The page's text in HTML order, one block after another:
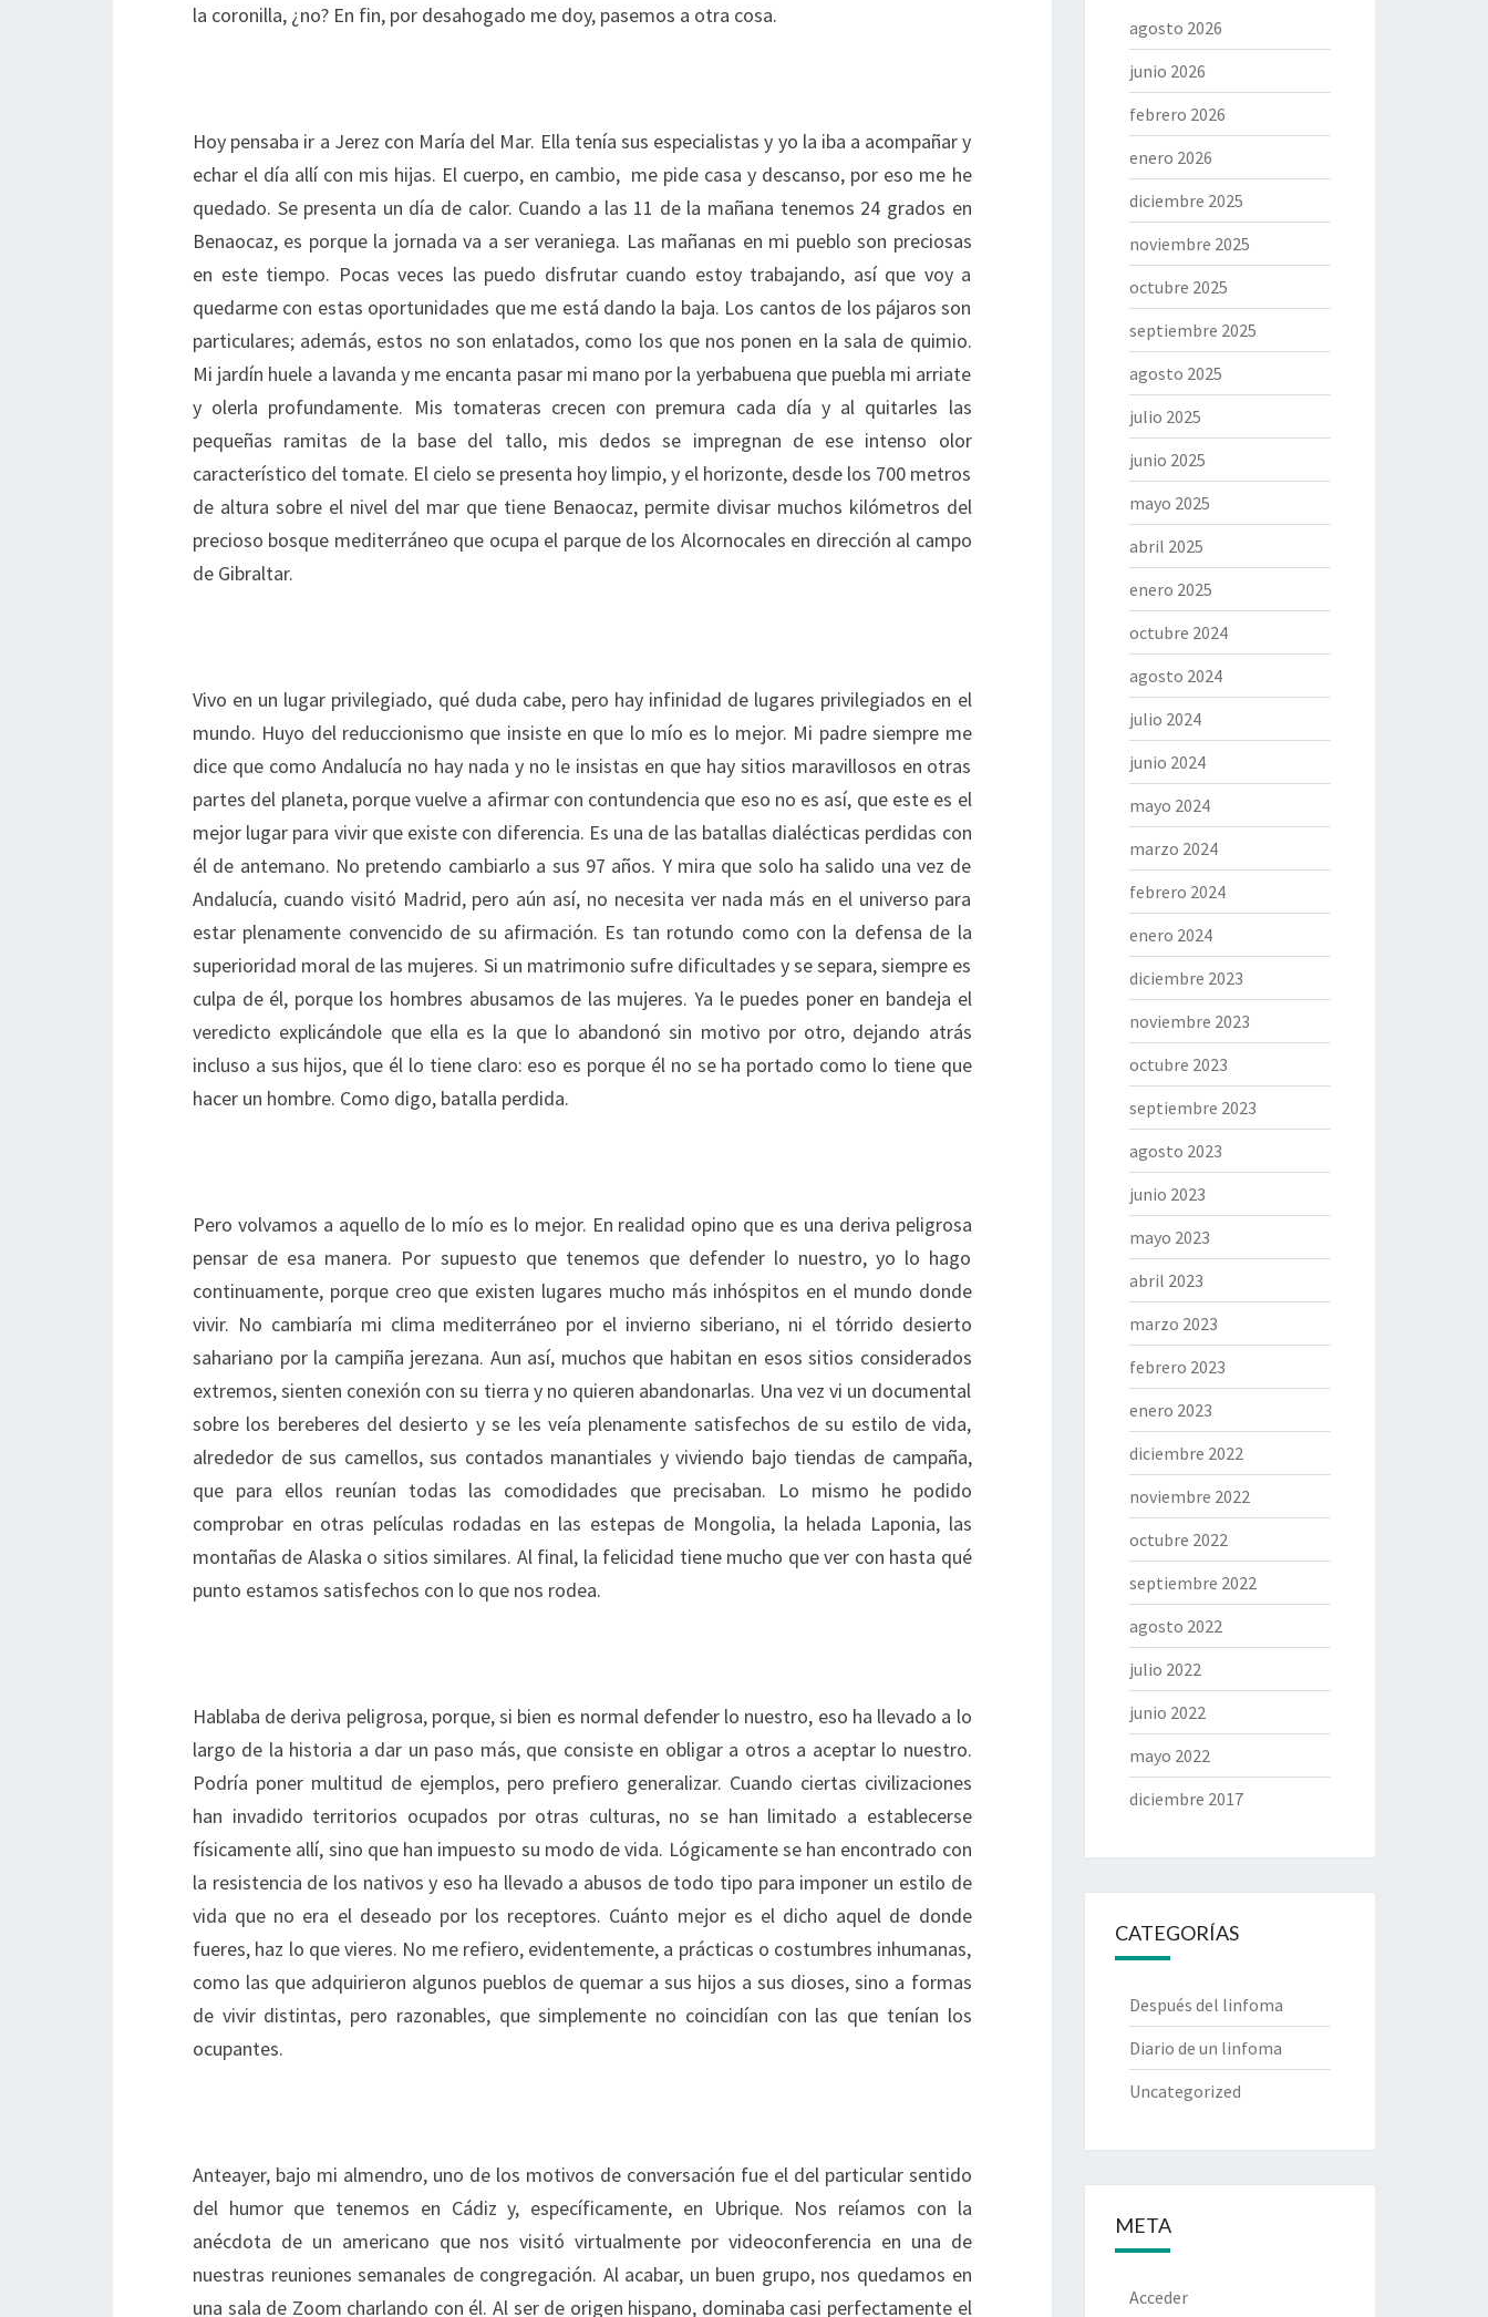
la coronilla, ¿no? En fin, por desahogado me doy, pasemos a otra cosa.
Hoy pensaba ir a Jerez con María del Mar. Ella tenía sus especialistas y yo la iba a acompañar y
echar el día allí con mis hijas. El cuerpo, en cambio, me pide casa y descanso, por eso me he
quedado. Se presenta un día de calor. Cuando a las 11 de la mañana tenemos 24 grados en
Benaocaz, es porque la jornada va a ser veraniega. Las mañanas en mi pueblo son preciosas
en este tiempo. Pocas veces las puedo disfrutar cuando estoy trabajando, así que voy a
quedarme con estas oportunidades que me está dando la baja. Los cantos de los pájaros son
particulares; además, estos no son enlatados, como los que nos ponen en la sala de quimio.
Mi jardín huele a lavanda y me encanta pasar mi mano por la yerbabuena que puebla mi arriate
y olerla profundamente. Mis tomateras crecen con premura cada día y al quitarles las
pequeñas ramitas de la base del tallo, mis dedos se impregnan de ese intenso olor
característico del tomate. El cielo se presenta hoy limpio, y el horizonte, desde los 700 metros
de altura sobre el nivel del mar que tiene Benaocaz, permite divisar muchos kilómetros del
precioso bosque mediterráneo que ocupa el parque de los Alcornocales en dirección al campo
de Gibraltar.
Vivo en un lugar privilegiado, qué duda cabe, pero hay infinidad de lugares privilegiados en el
mundo. Huyo del reduccionismo que insiste en que lo mío es lo mejor. Mi padre siempre me
dice que como Andalucía no hay nada y no le insistas en que hay sitios maravillosos en otras
partes del planeta, porque vuelve a afirmar con contundencia que eso no es así, que este es el
mejor lugar para vivir que existe con diferencia. Es una de las batallas dialécticas perdidas con
él de antemano. No pretendo cambiarlo a sus 97 años. Y mira que solo ha salido una vez de
Andalucía, cuando visitó Madrid, pero aún así, no necesita ver nada más en el universo para
estar plenamente convencido de su afirmación. Es tan rotundo como con la defensa de la
superioridad moral de las mujeres. Si un matrimonio sufre dificultades y se separa, siempre es
culpa de él, porque los hombres abusamos de las mujeres. Ya le puedes poner en bandeja el
veredicto explicándole que ella es la que lo abandonó sin motivo por otro, dejando atrás
incluso a sus hijos, que él lo tiene claro: eso es porque él no se ha portado como lo tiene que
hacer un hombre. Como digo, batalla perdida.
Pero volvamos a aquello de lo mío es lo mejor. En realidad opino que es una deriva peligrosa
pensar de esa manera. Por supuesto que tenemos que defender lo nuestro, yo lo hago
continuamente, porque creo que existen lugares mucho más inhóspitos en el mundo donde
vivir. No cambiaría mi clima mediterráneo por el invierno siberiano, ni el tórrido desierto
sahariano por la campiña jerezana. Aun así, muchos que habitan en esos sitios considerados
extremos, sienten conexión con su tierra y no quieren abandonarlas. Una vez vi un documental
sobre los bereberes del desierto y se les veía plenamente satisfechos de su estilo de vida,
alrededor de sus camellos, sus contados manantiales y viviendo bajo tiendas de campaña,
que para ellos reunían todas las comodidades que precisaban. Lo mismo he podido
comprobar en otras películas rodadas en las estepas de Mongolia, la helada Laponia, las
montañas de Alaska o sitios similares. Al final, la felicidad tiene mucho que ver con hasta qué
punto estamos satisfechos con lo que nos rodea.
Hablaba de deriva peligrosa, porque, si bien es normal defender lo nuestro, eso ha llevado a lo
largo de la historia a dar un paso más, que consiste en obligar a otros a aceptar lo nuestro.
Podría poner multitud de ejemplos, pero prefiero generalizar. Cuando ciertas civilizaciones
han invadido territorios ocupados por otras culturas, no se han limitado a establecerse
físicamente allí, sino que han impuesto su modo de vida. Lógicamente se han encontrado con
la resistencia de los nativos y eso ha llevado a abusos de todo tipo para imponer un estilo de
vida que no era el deseado por los receptores. Cuánto mejor es el dicho aquel de donde
fueres, haz lo que vieres. No me refiero, evidentemente, a prácticas o costumbres inhumanas,
como las que adquirieron algunos pueblos de quemar a sus hijos a sus dioses, sino a formas
de vivir distintas, pero razonables, que simplemente no coincidían con las que tenían los
ocupantes.
Anteayer, bajo mi almendro, uno de los motivos de conversación fue el del particular sentido
del humor que tenemos en Cádiz y, específicamente, en Ubrique. Nos reíamos con la
anécdota de un americano que nos visitó virtualmente por videoconferencia en una de
nuestras reuniones semanales de congregación. Al acabar, un buen grupo, nos quedamos en
una sala de Zoom charlando con él. Al ser de origen hispano, dominaba casi perfectamente el
agosto 2026
junio 2026
febrero 2026
enero 2026
diciembre 2025
noviembre 2025
octubre 2025
septiembre 2025
agosto 2025
julio 2025
junio 2025
mayo 2025
abril 2025
enero 2025
octubre 2024
agosto 2024
julio 2024
junio 2024
mayo 2024
marzo 2024
febrero 2024
enero 2024
diciembre 2023
noviembre 2023
octubre 2023
septiembre 2023
agosto 2023
junio 2023
mayo 2023
abril 2023
marzo 2023
febrero 2023
enero 2023
diciembre 2022
noviembre 2022
octubre 2022
septiembre 2022
agosto 2022
julio 2022
junio 2022
mayo 2022
diciembre 2017
CATEGORÍAS
Después del linfoma
Diario de un linfoma
Uncategorized
META
Acceder